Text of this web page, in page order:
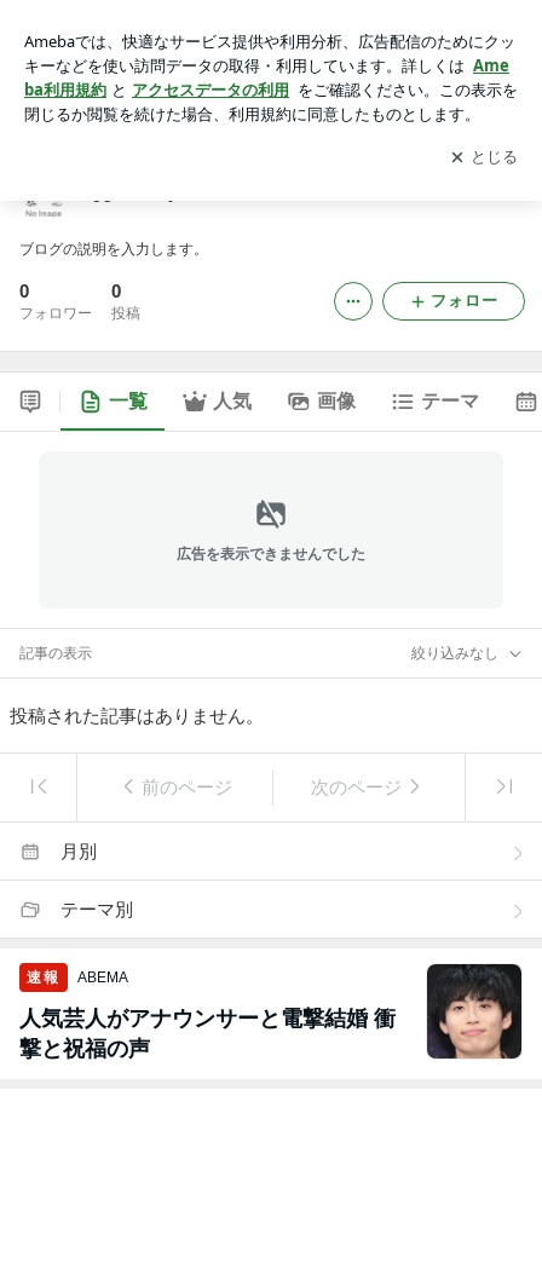
アプリをダウンロードして ブログの更新通知
を受け取りまし
ょう。
開く
ブログの説明を入力します。
0
フォロワー
0
投稿
フォロー
一覧 人気 画像 テーマ
広告を表示できませんでした
記事の表示 絞り込みなし
投稿された記事はありません。
前のページ 次のページ
月別
テーマ別
速報 ABEMA
人気芸人がアナウンサーと電撃結婚 衝
撃と祝福の声